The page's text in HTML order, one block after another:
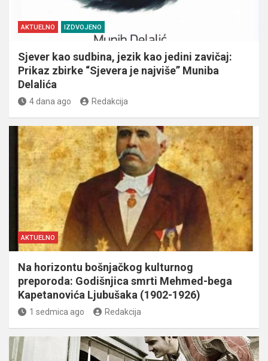
AKTUELNO IZDVOJENO
Sjever kao sudbina, jezik kao jedini zavičaj:
Prikaz zbirke “Sjevera je najviše” Muniba
Delalića
4 dana ago Redakcija
AKTUELNO
Na horizontu bošnjačkog kulturnog
preporoda: Godišnjica smrti Mehmed-bega
Kapetanovića Ljubušaka (1902-1926)
1 sedmica ago Redakcija